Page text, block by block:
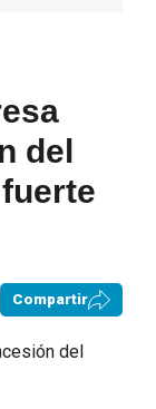
del
Compartir